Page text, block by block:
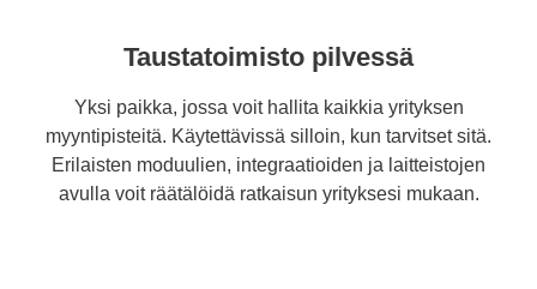
Taustatoimisto pilvessä
Yksi paikka, jossa voit hallita kaikkia yrityksen
myyntipisteitä. Käytettävissä silloin, kun tarvitset sitä.
Erilaisten moduulien, integraatioiden ja laitteistojen
avulla voit räätälöidä ratkaisun yrityksesi mukaan.